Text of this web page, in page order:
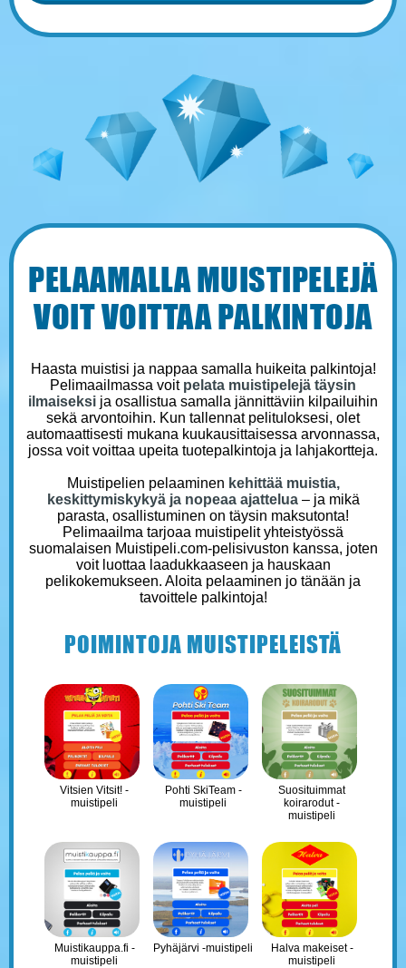
PELAAMALLA MUISTIPELEJÄ
VOIT VOITTAA PALKINTOJA
Haasta muistisi ja nappaa samalla huikeita palkintoja!
Pelimaailmassa voit pelata muistipelejä täysin
ilmaiseksi ja osallistua samalla jännittäviin kilpailuihin
sekä arvontoihin. Kun tallennat pelituloksesi, olet
automaattisesti mukana kuukausittaisessa arvonnassa,
jossa voit voittaa upeita tuotepalkintoja ja lahjakortteja.
Muistipelien pelaaminen kehittää muistia,
keskittymiskykyä ja nopeaa ajattelua– ja mikä
parasta, osallistuminen on täysin maksutonta!
Pelimaailma tarjoaa muistipelit yhteistyössä
suomalaisen Muistipeli.com-pelisivuston kanssa, joten
voit luottaa laadukkaaseen ja hauskaan
pelikokemukseen. Aloita pelaaminen jo tänään ja
tavoittele palkintoja!
POIMINTOJA MUISTIPELEISTÄ
Vitsien Vitsit! -
muistipeli
Pohti SkiTeam -
muistipeli
Suosituimmat
koirarodut -
muistipeli
Muistikauppa.fi -
muistipeli
Pyhäjärvi -muistipeli
Halva makeiset -
muistipeli